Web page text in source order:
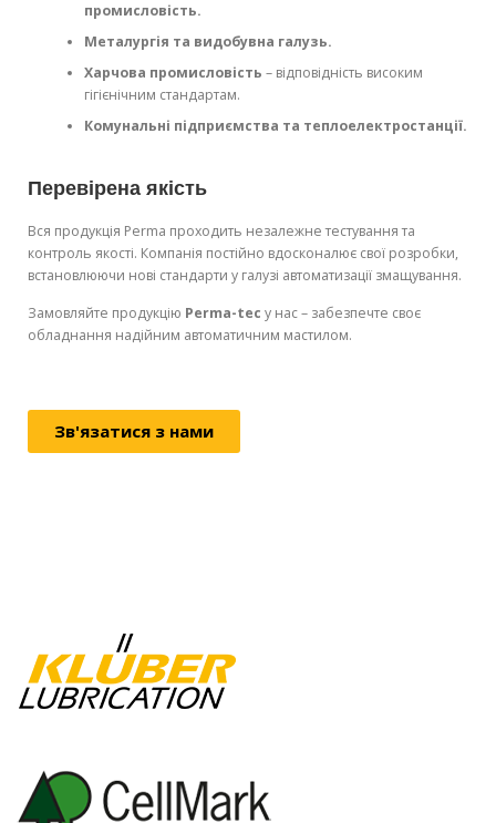
промисловість.
Металургія та видобувна галузь.
Харчова промисловість – відповідність високим
гігієнічним стандартам.
Комунальні підприємства та теплоелектростанції.
Перевірена якість
Вся продукція Perma проходить незалежне тестування та
контроль якості. Компанія постійно вдосконалює свої розробки,
встановлюючи нові стандарти у галузі автоматизації змащування.
Замовляйте продукцію Perma-tec у нас – забезпечте своє
обладнання надійним автоматичним мастилом.
Зв'язатися з нами